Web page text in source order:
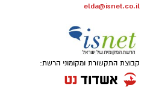
elda@isnet.co.il
קבוצת התקשורת ומקומוני הרשת: